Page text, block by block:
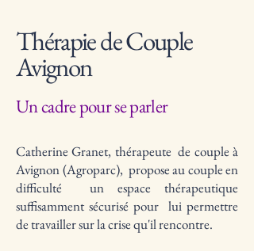
Thérapie de Couple
Avignon
Un cadre pour se parler
Catherine Granet, thérapeute de couple à
Avignon (Agroparc), propose au couple en
difficulté un espace thérapeutique
suffisamment sécurisé pour lui permettre
de travailler sur lacrisequ'il rencontre.